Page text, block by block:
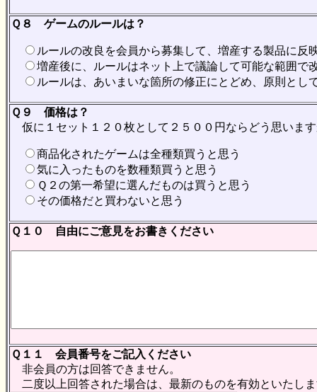
Ｑ８ ゲームのルールは？
ルールの改良を会員から募集して、増産する製品に反
増産後に、ルールはネット上で議論して可能な範囲で
ルールは、あいまいな箇所の修正にとどめ、原則とし
Ｑ９ 価格は？
仮に１セット１２０枚として２５００円ならどう思いま
商品化されたゲームは全種類買うと思う
気に入ったものを数種類買うと思う
Ｑ２の第一希望に選んだものは買うと思う
その価格だと買わないと思う
Ｑ１０ 自由にご意見をお書きください
Ｑ１１ 会員番号をご記入ください
非会員の方は回答できません。
二度以上回答された場合は、最新のものを有効といたし